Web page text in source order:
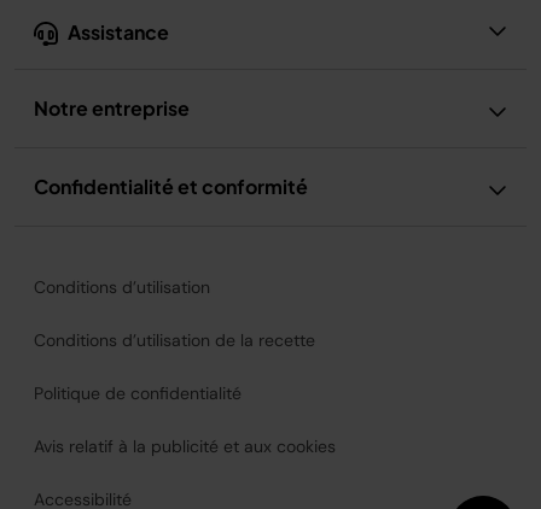
Assistance
Notre entreprise
Confidentialité et conformité
Conditions d’utilisation
Conditions d’utilisation de la recette
Politique de confidentialité
Avis relatif à la publicité et aux cookies
Accessibilité